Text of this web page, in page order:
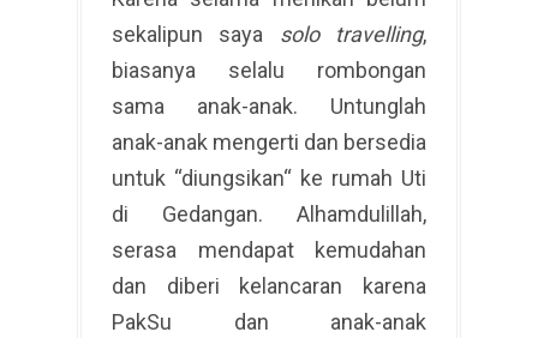
sekalipun saya solo travelling,
biasanya selalu rombongan
sama anak-anak. Untunglah
anak-anak mengerti dan bersedia
untuk “diungsikan“ ke rumah Uti
di Gedangan. Alhamdulillah,
serasa mendapat kemudahan
dan diberi kelancaran karena
PakSu dan anak-anak